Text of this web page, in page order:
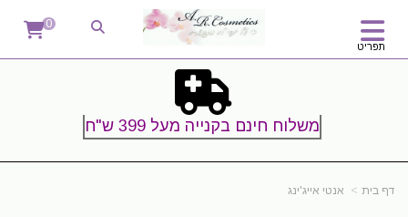
תפריט
0
משלוח חינם בקנייה מעל 399 ש"ח
דף בית אנטי אייג'ינג